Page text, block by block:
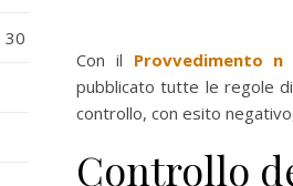
30
Con il Provvedimento n
pubblicato tutte le regole di
controllo, con esito
Controllo